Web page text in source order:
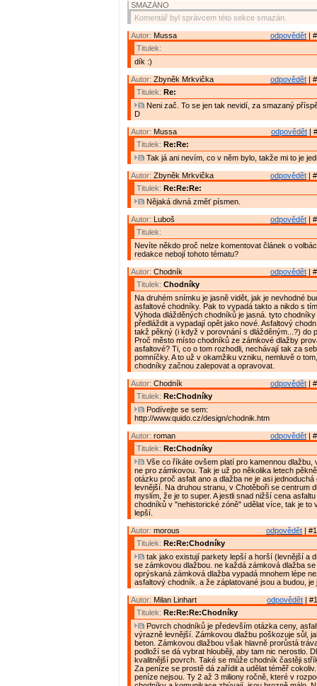
SMAZÁNO
Komentář byl správcem této sekce smazán.
odpovědět |
Autor: Mussa
Titulek:
dík :)
odpovědět |
Autor: Zbyněk Mrkvička
Titulek: Re:
Neni zač. To se jen tak nevidí, za smazaný
D
odpovědět |
Autor: Mussa
Titulek: Re:Re:
Tak já ani nevím, co v něm bylo, takže mi to je
odpovědět |
Autor: Zbyněk Mrkvička
Titulek: Re:Re:Re:
Nějaká divná změť písmen.
odpovědět |
Autor: Luboš
Titulek:
Nevíte někdo proč nelze komentovat článek o
redakce nebojí tohoto tématu?
odpovědět |
Autor: Chodník
Titulek: Chodníky
Na druhém snímku je jasně vidět, jak je nevhodné
asfaltové chodníky. Pak to vypadá takto a nikdo s
Výhoda dlážděných chodníků je jasná. tyto
předláždit a vypadají opět jako nové. Asfaltový
takž pěkný (i když v porovnání s dlážděným...?) do
Proč město místo chodníků ze zámkové dlažby
asfaltové? Ti, co o tom rozhodli, nechávají tak za
pomníčky. A to už v okamžiku vzniku, nemluvě o
chodníky začnou zalepovat a opravovat.
odpovědět |
Autor: Chodník
Titulek: Re:Chodníky
Podívejte se sem:
http://www.quido.cz/design/chodnik.htm
odpovědět |
Autor: roman
Titulek: Re:Chodníky
Vše co říkáte ovšem platí pro kamennou dlažbu,
ne pro zámkovou. Tak je už po několika letech
otázku proč asfalt ano a dlažba ne je asi jednoduchá
levnější. Na druhou stranu, v Chotěboři se centrum
myslím, že je to super. A jestli snad nižší cena
chodníků v "nehistorické zóně" udělat více, tak je to
lepší.
odpovědět |
Autor: morous
Titulek: Re:Re:Chodníky
tak jako existují parkety lepší a horší (levnější a
se zámkovou dlažbou. ne každá zámková dlažba
oprýskaná zámková dlažba vypadá mnohem lépe
asfaltový chodník. a že záplatované jsou a budou, je
odpovědět |
Autor: Milan Linhart
Titulek: Re:Re:Re:Chodníky
Povrch chodníků je především otázka ceny,
výrazně levnější. Zámkovou dlažbu poškozuje sůl,
beton. Zámkovou dlažbou však hlavně prorůstá
podloží se dá vybrat hlouběji, aby tam nic nerostlo.
kvalitnější povrch. Také se může chodník častěji
Za peníze se prostě dá zařídit a udělat téměř
peníze nejsou. Ty 2 až 3 miliony ročně, které v